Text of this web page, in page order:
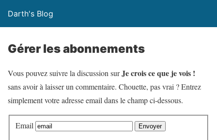
Darth's Blog
Gérer les abonnements
Vous pouvez suivre la discussion surJe crois ce que je vois !
sans avoir à laisser un commentaire. Chouette, pas vrai ? Entrez
simplement votre adresse email dans le champ ci-dessous.
Email